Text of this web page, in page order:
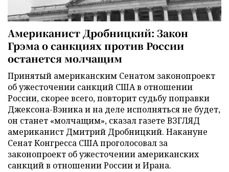
Американист Дробницкий: Закон
Грэма о санкциях против России
останется молчащим
Принятый американским Сенатом законопроект
об ужесточении санкций США в отношении
России, скорее всего, повторит судьбу поправки
Джексона-Вэника и на деле исполняться не будет,
он станет «молчащим», сказал газете ВЗГЛЯД
американист Дмитрий Дробницкий. Накануне
Сенат Конгресса США проголосовал за
законопроект об ужесточении американских
санкций в отношении России и Ирана.